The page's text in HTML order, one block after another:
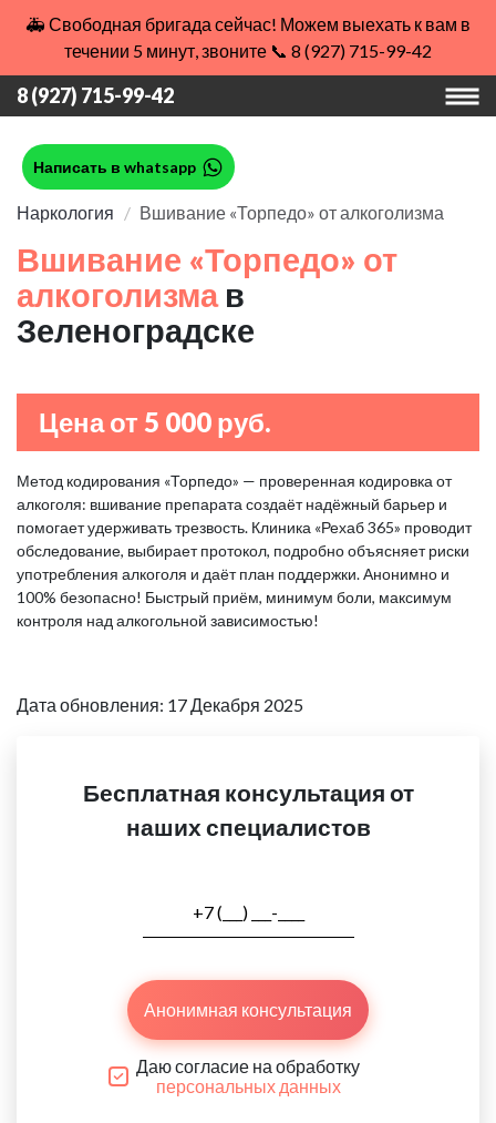
🚑 Свободная бригада сейчас! Можем выехать к вам в
течении 5 минут, звоните 📞 8 (927) 715-99-42
8 (927) 715-99-42
Написать в whatsapp
Наркология Вшивание «Торпедо» от алкоголизма
Вшивание «Торпедо» от
алкоголизма в
Зеленоградске
Цена от 5 000 руб.
Метод кодирования «Торпедо» — проверенная кодировка от
алкоголя: вшивание препарата создаёт надёжный барьер и
помогает удерживать трезвость. Клиника «Рехаб 365» проводит
обследование, выбирает протокол, подробно объясняет риски
употребления алкоголя и даёт план поддержки. Анонимно и
100% безопасно! Быстрый приём, минимум боли, максимум
контроля над алкогольной зависимостью!
Дата обновления: 17 Декабря 2025
Бесплатная консультация от
наших специалистов
Анонимная консультация
Даю согласие на обработку
персональных данных